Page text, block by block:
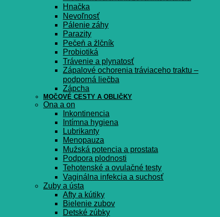
Hnačka
Nevoľnosť
Pálenie záhy
Parazity
Pečeň a žlčník
Probiotiká
Trávenie a plynatosť
Zápalové ochorenia tráviaceho traktu –
podporná liečba
Zápcha
MOČOVÉ CESTY A OBLIČKY
Ona a on
Inkontinencia
Intímna hygiena
Lubrikanty
Menopauza
Mužská potencia a prostata
Podpora plodnosti
Tehotenské a ovulačné testy
Vaginálna infekcia a suchosť
Zuby a ústa
Afty a kútiky
Bielenie zubov
Detské zúbky